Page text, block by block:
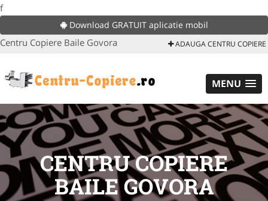
f
Download GRATUIT aplicatie mobil
Centru Copiere Baile Govora ADAUGA CENTRU COPIERE
MENU
CENTRU COPIERE
BAILE GOVORA